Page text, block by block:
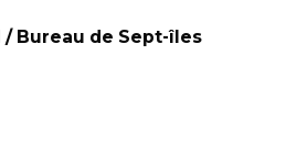
Bureau de Sept-îles